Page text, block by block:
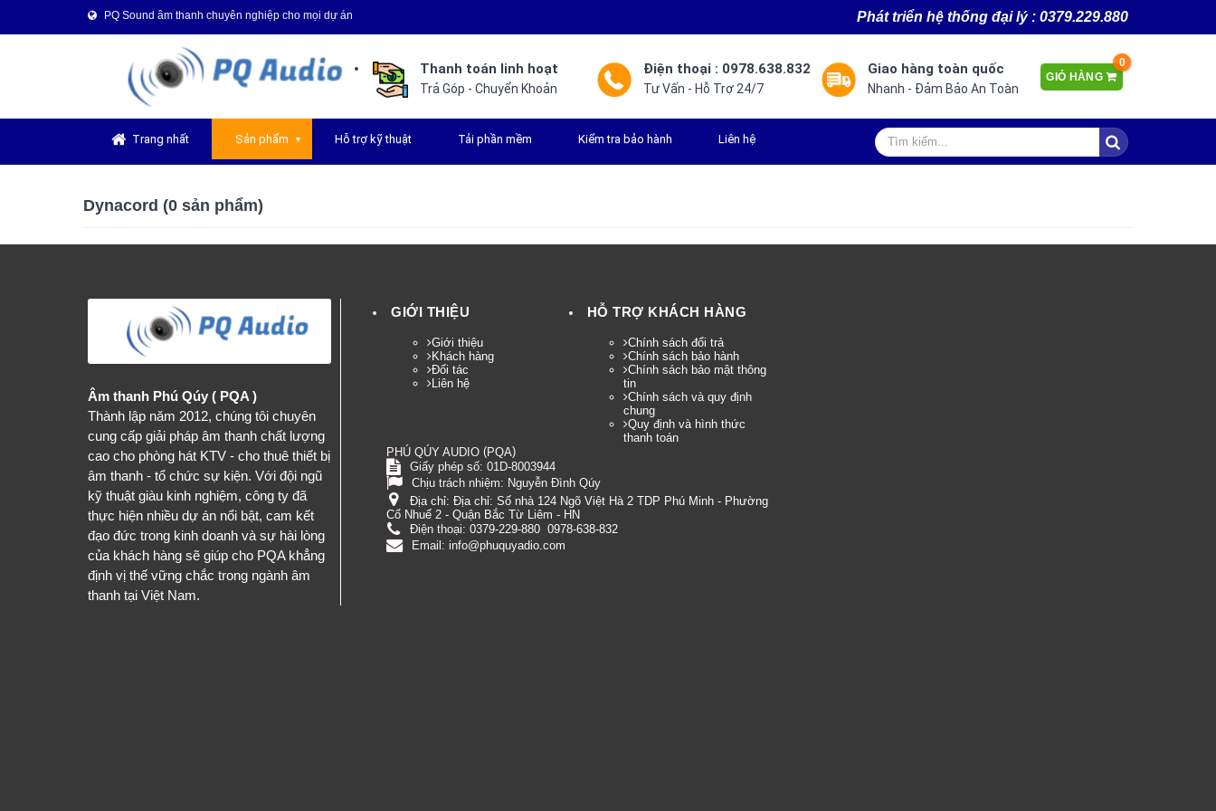
PQ Sound âm thanh chuyên nghiệp cho mọi dự án Phát triển hệ thống đại lý : 0379.229.880
Thanh toán linh hoạt
Trả Góp - Chuyển Khoản
Điện thoại : 0978.638.832
Tư Vấn - Hỗ Trợ 24/7
Giao hàng toàn quốc
Nhanh - Đảm Bảo An Toàn
GIỎ HÀNG
0
Trang nhất Sản phẩm ▼ Hỗ trợ kỹ thuật Tải phần mềm Kiểm tra bảo hành Liên hệ
Dynacord (0 sản phẩm)
Âm thanh Phú Qúy ( PQA )
Thành lập năm 2012, chúng tôi chuyên
cung cấp giải pháp âm thanh chất lượng
cao cho phòng hát KTV - cho thuê thiết bị
âm thanh - tổ chức sự kiện. Với đội ngũ
kỹ thuật giàu kinh nghiệm, công ty đã
thực hiện nhiều dự án nổi bật, cam kết
đạo đức trong kinh doanh và sự hài lòng
của khách hàng sẽ giúp cho PQA khẳng
định vị thế vững chắc trong ngành âm
thanh tại Việt Nam.
GIỚI THIỆU
Giới thiệu
Khách hàng
Đối tác
Liên hệ
HỖ TRỢ KHÁCH HÀNG
Chính sách đổi trả
Chính sách bảo hành
Chính sách bảo mật thông
tin
Chính sách và quy định
chung
Quy định và hình thức
thanh toán
PHÚ QÚY AUDIO (PQA)
Giấy phép số: 01D-8003944
Chịu trách nhiệm: Nguyễn Đình Qúy
Địa chỉ: Địa chỉ: Số nhà 124 Ngõ Việt Hà 2 TDP Phú Minh - Phường
Cổ Nhuế 2 - Quận Bắc Từ Liêm - HN
Điện thoại: 0379-229-880 0978-638-832
Email: info@phuquyadio.com